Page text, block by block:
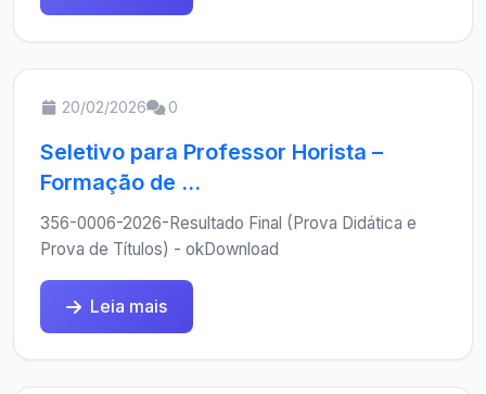
20/02/2026 0
Seletivo para Professor Horista –
Formação de ...
356-0006-2026-Resultado Final (Prova Didática e
Prova de Títulos) - okDownload
Leia mais